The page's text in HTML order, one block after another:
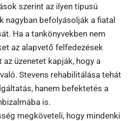
szerint az ilyen típusú
nagyban befolyásolják a fiatal
Ha a tankönyvekben nem
az alapvető felfedezések
üzenetet kapják, hogy a
Stevens rehabilitálása tehát
hanem befektetés a
is.
megköveteli, hogy mindenki